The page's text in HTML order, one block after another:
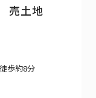
売土地
歩約8分